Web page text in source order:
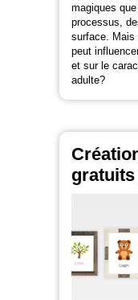
magiques
processus,
surface. Mais
peut
et sur le
adulte?